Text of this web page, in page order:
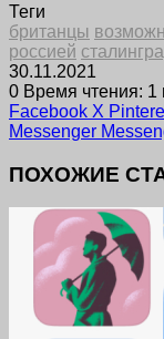
Теги
британцы
россией
30.11.2021
0 Время чтения: 1
Facebook X
Messenger
ПОХОЖИЕ